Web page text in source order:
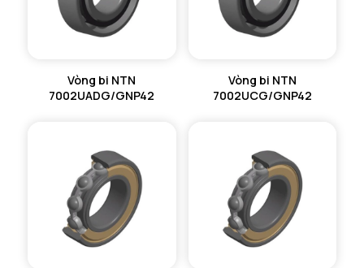
Vòng bi NTN
7002UADG/GNP42
Vòng bi NTN
7002UCG/GNP42